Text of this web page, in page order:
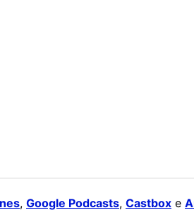
, Google Podcasts, Castbox e